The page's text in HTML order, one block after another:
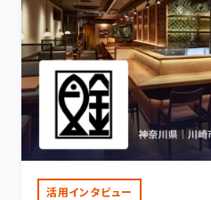
活用インタビュー